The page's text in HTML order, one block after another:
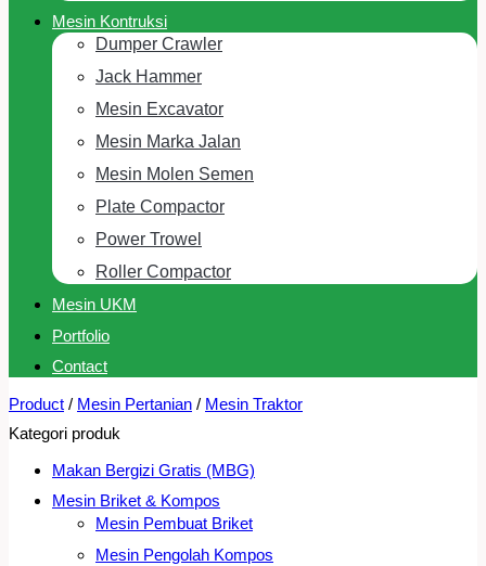
Mesin Kontruksi
Dumper Crawler
Jack Hammer
Mesin Excavator
Mesin Marka Jalan
Mesin Molen Semen
Plate Compactor
Power Trowel
Roller Compactor
Mesin UKM
Portfolio
Contact
Product / Mesin Pertanian / Mesin Traktor
Kategori produk
Makan Bergizi Gratis (MBG)
Mesin Briket & Kompos
Mesin Pembuat Briket
Mesin Pengolah Kompos